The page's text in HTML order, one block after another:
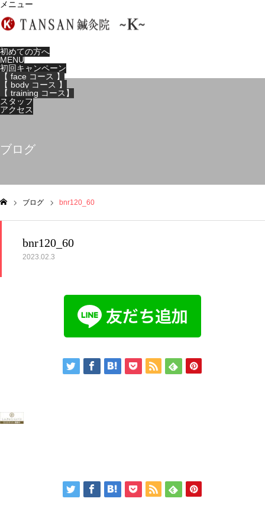
メニュー
初めての方へ
MENU
初回キャンペーン
【 face コース 】
【 body コース 】
【 training コース】
スタッフ
アクセス
ブログ
ブログ bnr120_60
bnr120_60
2023.02.3